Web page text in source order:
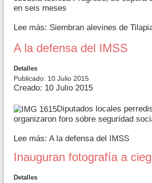
en seis meses
Lee más: Siembran alevines de
A la defensa del IMSS
Detalles
Publicado: 10 Julio 2015
Creado: 10 Julio 2015
Diputados locales
organizaron foro sobre seguridad
Lee más: A la defensa del IMSS
Inauguran fotografía a
Detalles